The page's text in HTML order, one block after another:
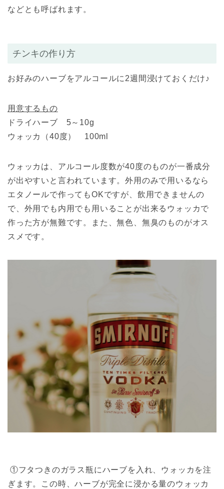
などとも呼ばれます。
チンキの作り方
お好みのハーブをアルコールに2週間浸けておくだけ♪
用意するもの
ドライハーブ 5～10g
ウォッカ（40度） 100ml
ウォッカは、アルコール度数が40度のものが一番成分
が出やすいと言われています。外用のみで用いるなら
エタノールで作ってもOKですが、飲用できませんの
で、外用でも内用でも用いることが出来るウォッカで
作った方が無難です。また、無色、無臭のものがオス
スメです。
①フタつきのガラス瓶にハーブを入れ、ウォッカを注
ぎます。この時、ハーブが完全に浸かる量のウォッカ